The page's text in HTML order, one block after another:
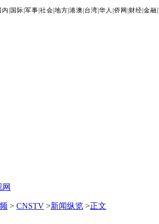
内 国际 |军事 |社会 |地方 |港澳 台湾 |华人 |侨网 财经 |金融 |
> CNSTV >新闻纵览 >正文